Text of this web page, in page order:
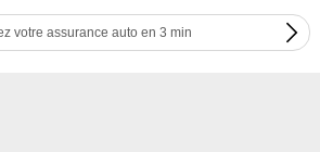
votre assurance auto en 3 min